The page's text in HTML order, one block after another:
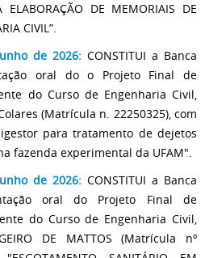
ELABORAÇÃO DE MEMORIAIS DE
CIVIL”.
de 2026: CONSTITUI a Banca
oral do o Projeto Final de
do Curso de Engenharia Civil,
(Matrícula n. 22250325), com
para tratamento de dejetos
fazenda experimental da UFAM".
de 2026: CONSTITUI a Banca
oral do Projeto Final de
do Curso de Engenharia Civil,
DE MATTOS (Matrícula nº